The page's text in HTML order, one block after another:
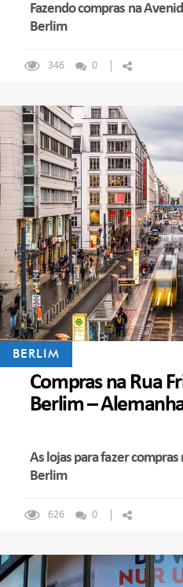
Fazendo compras na
Berlim
346 0
BERLIM
Compras na Rua
Berlim –
As lojas para fazer
Berlim
626 0